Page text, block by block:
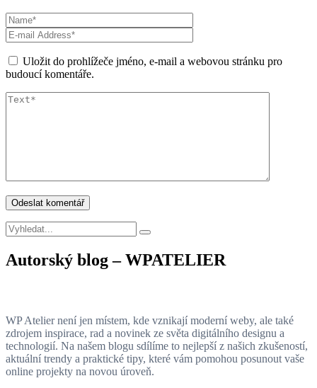
Uložit do prohlížeče jméno, e-mail a webovou stránku pro
budoucí komentáře.
Autorský blog – WPATELIER
WP Atelier není jen místem, kde vznikají moderní weby, ale také
zdrojem inspirace, rad a novinek ze světa digitálního designu a
technologií. Na našem blogu sdílíme to nejlepší z našich zkušeností,
aktuální trendy a praktické tipy, které vám pomohou posunout vaše
online projekty na novou úroveň.